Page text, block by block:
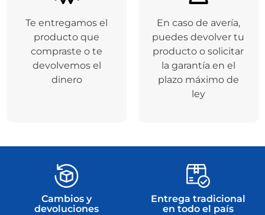
Te entregamos el
producto que
compraste o te
devolvemos el
dinero
En caso de avería,
puedes devolver tu
producto o solicitar
la garantía en el
plazo máximo de
ley
Cambios y
devoluciones
Entrega tradicional
en todo el país